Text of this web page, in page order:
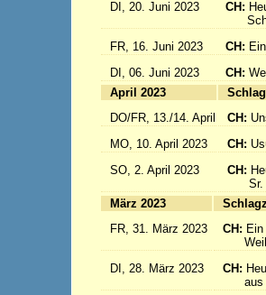
DI, 20. Juni 2023
CH:
FR, 16. Juni 2023
CH:
DI, 06. Juni 2023
CH:
April 2023
DO/FR, 13./14. April
CH:
MO, 10. April 2023
CH:
SO, 2. April 2023
CH:
Sr.
März 2023
FR, 31. März 2023
CH:
DI, 28. März 2023
CH:
aus